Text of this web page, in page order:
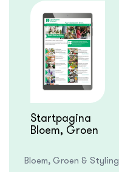
Startpagina
Bloem, Groen
Bloem, Groen & Styling